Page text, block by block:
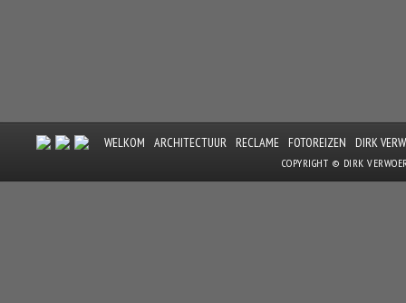
WELKOM ARCHITECTUUR RECLAME FOTOREIZEN DIRK
COPYRIGHT © DIRK